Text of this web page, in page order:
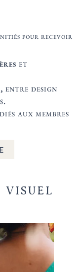
pour recevoir
et
entre design
aux membres
VISUEL